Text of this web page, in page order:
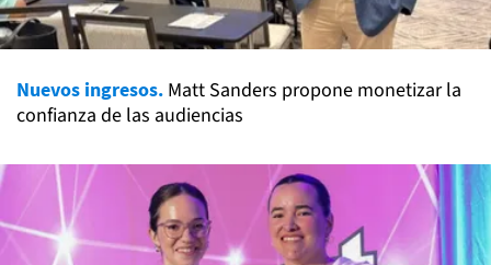
Nuevos ingresos. Matt Sanders propone monetizar la
confianza de las audiencias